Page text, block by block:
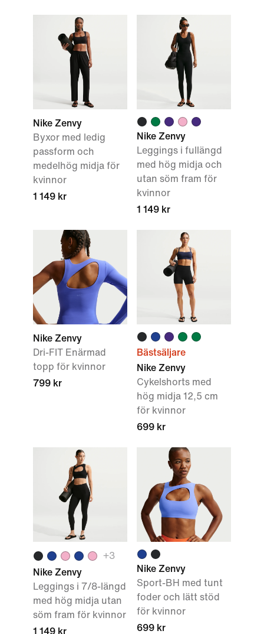
Nike Zenvy
Byxor med ledig
passform och
medelhög midja för
kvinnor
1 149 kr
Nike Zenvy
Leggings i fullängd
med hög midja och
utan söm fram för
kvinnor
1 149 kr
Nike Zenvy
Dri-FIT Enärmad
topp för kvinnor
799 kr
Bästsäljare
Nike Zenvy
Cykelshorts med
hög midja 12,5 cm
för kvinnor
699 kr
+3
Nike Zenvy
Leggings i 7/8-längd
med hög midja utan
söm fram för kvinnor
1 149 kr
Nike Zenvy
Sport-BH med tunt
foder och lätt stöd
för kvinnor
699 kr